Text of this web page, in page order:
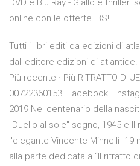
DVD e Blu Ray - Giallo e
online con le offerte IBS!
Tutti i libri editi da edizioni di
dall'editore edizioni di atlantide.
Più recente · Più RITRATTO DI
00722360153. Facebook ·
2019 Nel centenario della
"Duello al sole" sogno, 1945 e Il
l'elegante Vincente Minnelli 19
alla parte dedicata a “Il ritratto